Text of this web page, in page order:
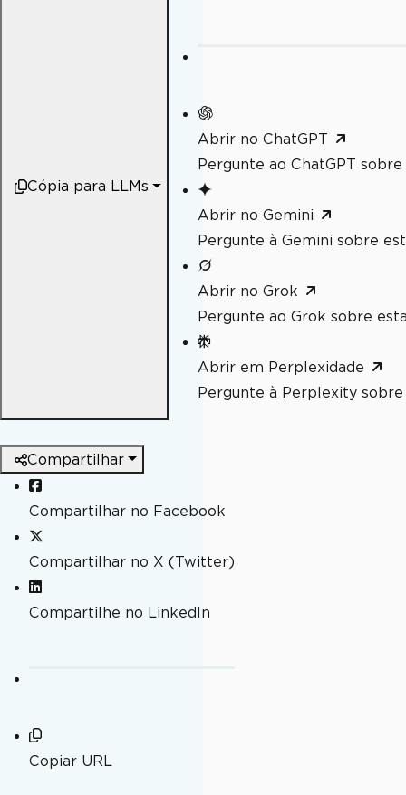
Cópia para LLMs
Abrir no ChatGPT
Pergunte ao ChatGPT sobre
Abrir no Gemini
Pergunte à Gemini sobre
Abrir no Grok
Pergunte ao Grok sobre
Abrir em Perplexidade
Pergunte à Perplexity sobre
Compartilhar
Compartilhar no Facebook
Compartilhar no X (Twitter)
Compartilhe no LinkedIn
Copiar URL